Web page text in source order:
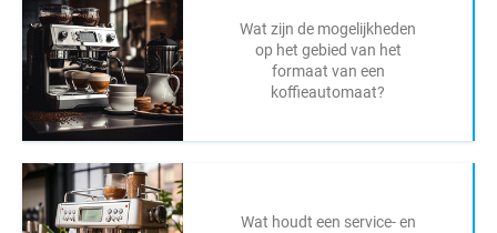
Wat zijn de mogelijkheden
op het gebied van het
formaat van een
koffieautomaat?
Wat houdt een service- en